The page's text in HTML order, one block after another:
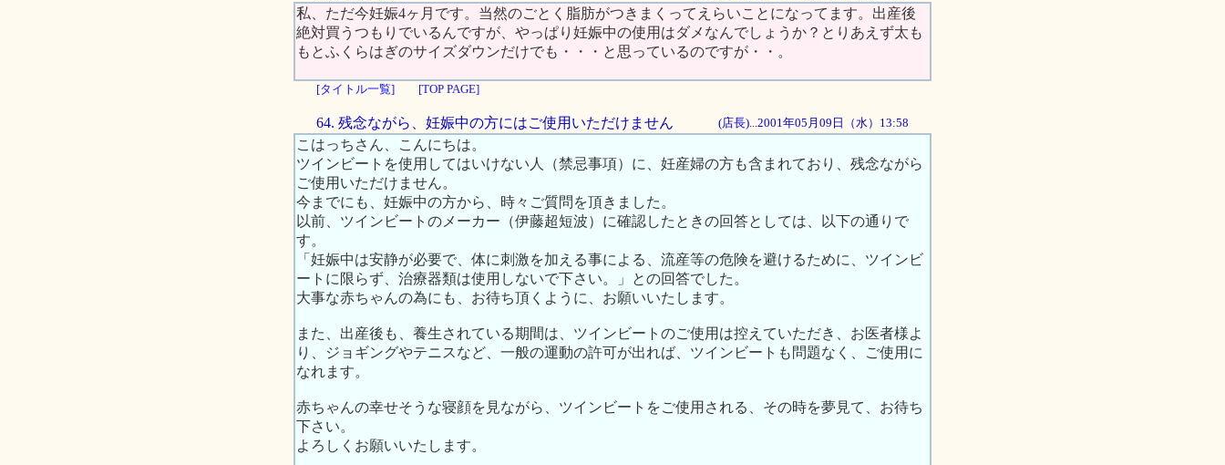
私、ただ今妊娠4ヶ月です。当然のごとく脂肪がつきまくってえらいことになってます。出産後
絶対買うつもりでいるんですが、やっぱり妊娠中の使用はダメなんでしょうか？とりあえず太も
もとふくらはぎのサイズダウンだけでも・・・と思っているのですが・・。
[タイトル一覧] [TOP PAGE]
64. 残念ながら、妊娠中の方にはご使用いただけません (店長)...2001年05月09日（水）13:58
こはっちさん、こんにちは。
ツインビートを使用してはいけない人（禁忌事項）に、妊産婦の方も含まれており、残念ながら
ご使用いただけません。
今までにも、妊娠中の方から、時々ご質問を頂きました。
以前、ツインビートのメーカー（伊藤超短波）に確認したときの回答としては、以下の通りで
す。
「妊娠中は安静が必要で、体に刺激を加える事による、流産等の危険を避けるために、ツインビ
ートに限らず、治療器類は使用しないで下さい。」との回答でした。
大事な赤ちゃんの為にも、お待ち頂くように、お願いいたします。
また、出産後も、養生されている期間は、ツインビートのご使用は控えていただき、お医者様よ
り、ジョギングやテニスなど、一般の運動の許可が出れば、ツインビートも問題なく、ご使用に
なれます。
赤ちゃんの幸せそうな寝顔を見ながら、ツインビートをご使用される、その時を夢見て、お待ち
下さい。
よろしくお願いいたします。